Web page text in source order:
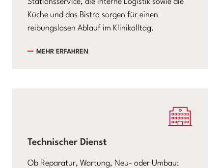
Stationsservice, die interne Logistik sowie die
Küche und das Bistro sorgen für einen
reibungslosen Ablauf im Klinikalltag.
MEHR ERFAHREN
Technischer Dienst
Ob Reparatur, Wartung, Neu- oder Umbau: